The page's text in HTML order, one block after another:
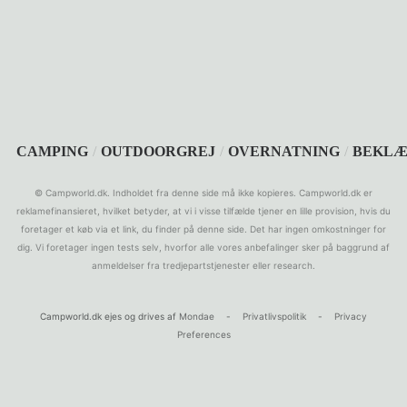
CAMPING / OUTDOORGREJ / OVERNATNING /
© Campworld.dk. Indholdet fra denne side må ikke kopieres. Campworld.dk er
reklamefinansieret, hvilket betyder, at vi i visse tilfælde tjener en lille provision, hvis du
foretager et køb via et link, du finder på denne side. Det har ingen omkostninger for
dig. Vi foretager ingen tests selv, hvorfor alle vores anbefalinger sker på baggrund af
anmeldelser fra tredjepartstjenester eller research.
Campworld.dk ejes og drives af Mondae - Privatlivspolitik -
Privacy
Preferences